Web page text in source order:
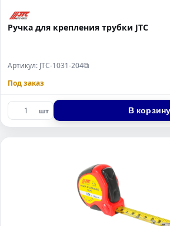
Ручка для крепления трубки JTC
Артикул: JTC-1031-204⧉
Под заказ
шт В корзину